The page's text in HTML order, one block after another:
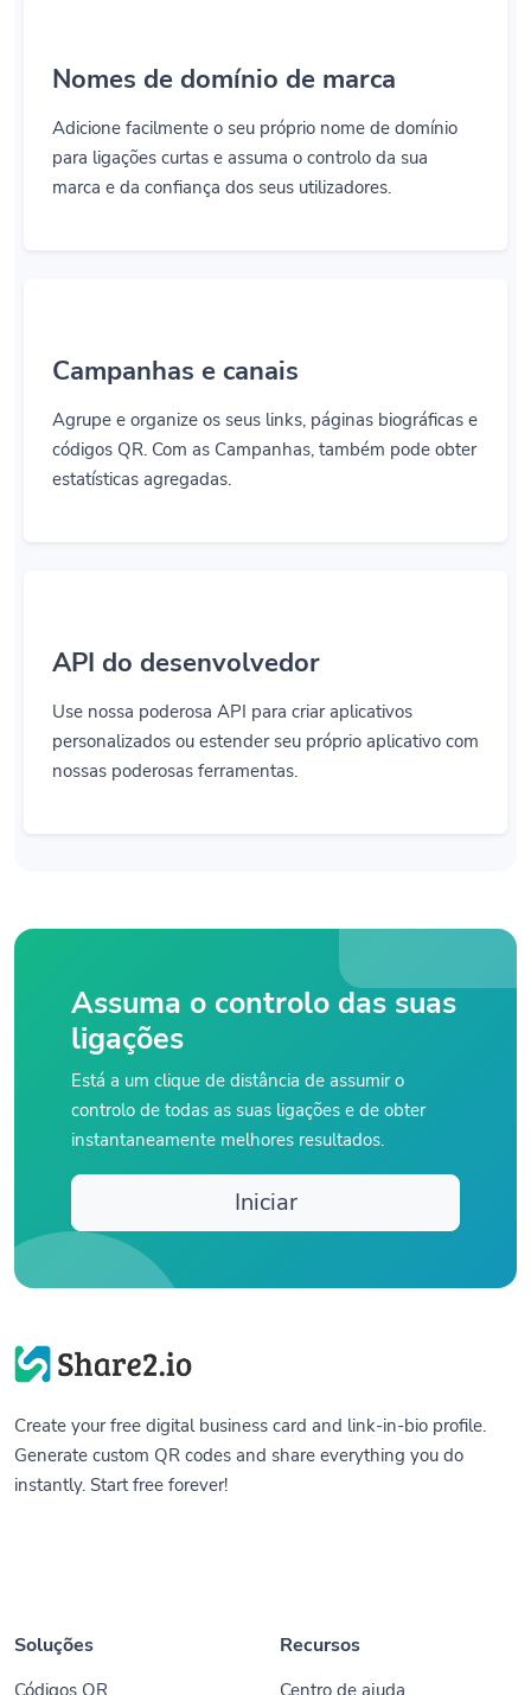
Nomes de domínio de marca
Adicione facilmente o seu próprio nome de domínio
para ligações curtas e assuma o controlo da sua
marca e da confiança dos seus utilizadores.
Campanhas e canais
Agrupe e organize os seus links, páginas biográficas e
códigos QR. Com as Campanhas, também pode obter
estatísticas agregadas.
API do desenvolvedor
Use nossa poderosa API para criar aplicativos
personalizados ou estender seu próprio aplicativo com
nossas poderosas ferramentas.
Assuma o controlo das suas
ligações
Está a um clique de distância de assumir o
controlo de todas as suas ligações e de obter
instantaneamente melhores resultados.
Iniciar
Create your free digital business card and link-in-bio profile.
Generate custom QR codes and share everything you do
instantly. Start free forever!
Soluções
Códigos QR
Recursos
Centro de ajuda